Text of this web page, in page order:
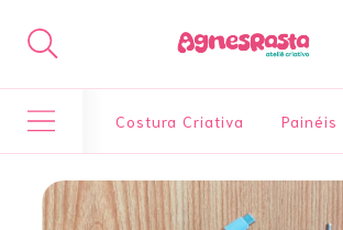
Costura Criativa Painéis